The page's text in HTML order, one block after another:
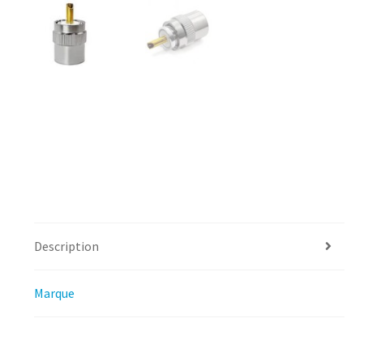
Description
Marque